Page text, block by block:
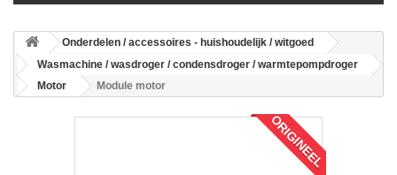
Onderdelen / accessoires - huishoudelijk / witgoed
Wasmachine / wasdroger / condensdroger / warmtepompdroger
Motor
Module motor
ORIGINEEL